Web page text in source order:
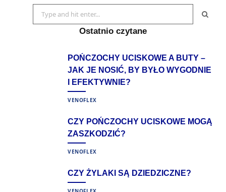
for:
Ostatnio czytane
POŃCZOCHY UCISKOWE A BUTY –
JAK JE NOSIĆ, BY BYŁO WYGODNIE
I EFEKTYWNIE?
VENOFLEX
CZY POŃCZOCHY UCISKOWE MOGĄ
ZASZKODZIĆ?
VENOFLEX
CZY ŻYLAKI SĄ DZIEDZICZNE?